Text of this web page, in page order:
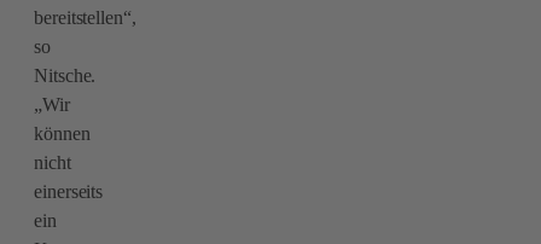
bereitstellen“,
so
Nitsche.
„Wir
können
nicht
einerseits
ein